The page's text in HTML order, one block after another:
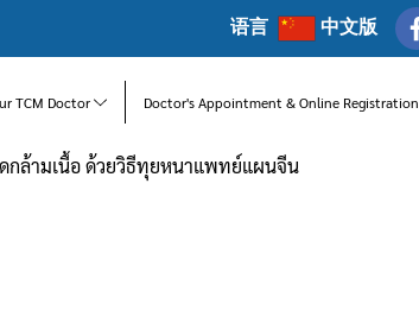
语言 中文版
TCM Doctor Doctor's Appointment & Online Registration
กล้ามเนื้อ ด้วยวิธีทุยหนาแพทย์แผนจีน